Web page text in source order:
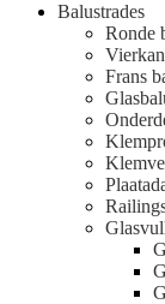
Balustrades
Ronde
Frans